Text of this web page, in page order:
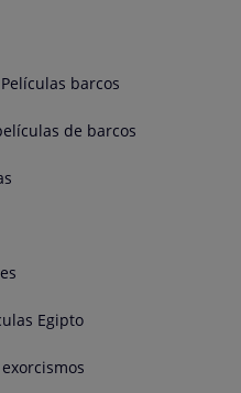
Películas barcos
de barcos
Egipto